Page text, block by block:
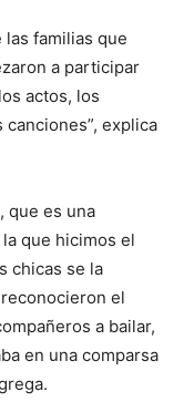
las familias que
a participar
actos, los
explica
que es una
que hicimos el
chicas se la
el
a bailar,
en una comparsa